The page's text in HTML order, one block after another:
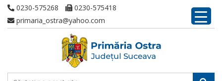
0230-575268
0230-575418
primaria_ostra@yahoo.com